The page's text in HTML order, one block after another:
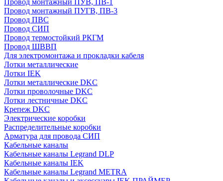
Провод монтажный ПУГВ, ПВ-3
Провод ПВС
Провод СИП
Провод термостойкий РКГМ
Провод ШВВП
Для электромонтажа и прокладки кабеля
Лотки металлические
Лотки IEK
Лотки металлические DKC
Лотки проволочные DKC
Лотки лестничные DKC
Крепеж DKC
Электрические коробки
Распределительные коробки
Арматура для провода СИП
Кабельные каналы
Кабельные каналы Legrand DLP
Кабельные каналы IEK
Кабельные каналы Legrand METRA